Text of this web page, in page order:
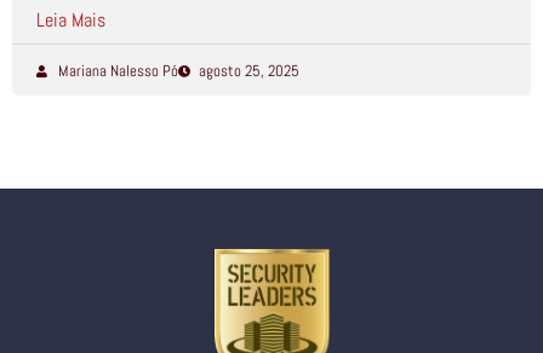
Leia Mais
Mariana Nalesso Pó agosto 25, 2025